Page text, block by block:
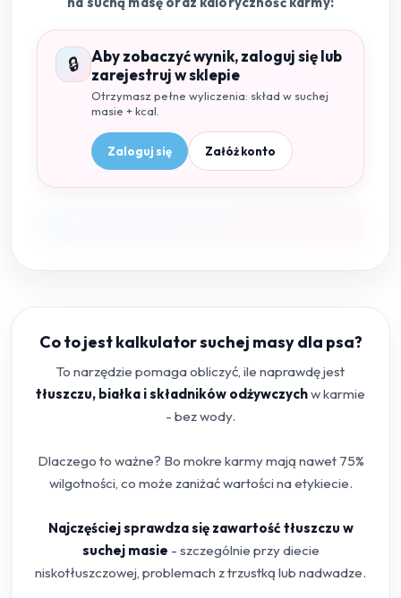
🔒
Aby zobaczyć wynik, zaloguj się lub
zarejestruj w sklepie
Otrzymasz pełne wyliczenia: skład w suchej
masie + kcal.
Zaloguj się Załóż konto
Co to jest kalkulator suchej masy dla psa?
To narzędzie pomaga obliczyć, ile naprawdę jest
tłuszczu, białka i składników odżywczychw karmie
- bez wody.
Dlaczego to ważne? Bo mokre karmy mają nawet 75%
wilgotności, co może zaniżać wartości na etykiecie.
Najczęściej sprawdza się zawartość tłuszczu w
suchej masie - szczególnie przy diecie
niskotłuszczowej, problemach z trzustką lub nadwadze.